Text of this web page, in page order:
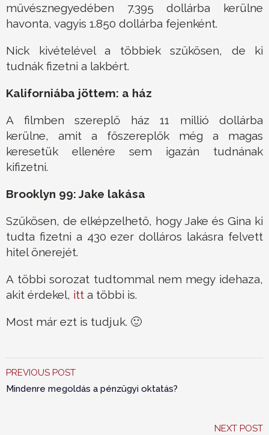
művésznegyedében 7.395 dollárba kerülne
havonta, vagyis 1.850 dollárba fejenként.
Nick kivételével a többiek szűkösen, de ki
tudnák fizetni a lakbért.
Kaliforniába jöttem: a ház
A filmben szereplő ház 11 millió dollárba
kerülne, amit a főszereplők még a magas
keresetük ellenére sem igazán tudnának
kifizetni.
Brooklyn 99: Jake lakása
Szűkösen, de elképzelhető, hogy Jake és Gina ki
tudta fizetni a 430 ezer dolláros lakásra felvett
hitel önerejét.
A többi sorozat tudtommal nem megy idehaza,
akit érdekel, itt a többi is.
Most már ezt is tudjuk. 🙂
PREVIOUS POST
Mindenre megoldás a pénzügyi oktatás?
NEXT POST